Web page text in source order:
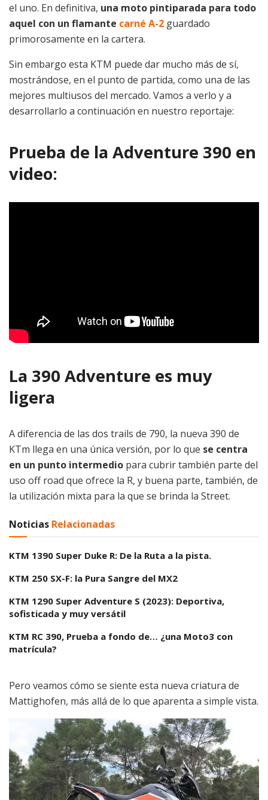
el uno. En definitiva, una moto pintiparada para todo
aquel con un flamante carné A-2 guardado
primorosamente en la cartera.
Sin embargo esta KTM puede dar mucho más de sí,
mostrándose, en el punto de partida, como una de las
mejores multiusos del mercado. Vamos a verlo y a
desarrollarlo a continuación en nuestro reportaje:
Prueba de la Adventure 390 en
video:
La 390 Adventure es muy
ligera
A diferencia de las dos trails de 790, la nueva 390 de
KTm llega en una única versión, por lo que se centra
en un punto intermedio para cubrir también parte del
uso off road que ofrece la R, y buena parte, también, de
la utilización mixta para la que se brinda la Street.
Noticias Relacionadas
KTM 1390 Super Duke R: De la Ruta a la pista.
KTM 250 SX-F: la Pura Sangre del MX2
KTM 1290 Super Adventure S (2023): Deportiva,
sofisticada y muy versátil
KTM RC 390, Prueba a fondo de… ¿una Moto3 con
matrícula?
Pero veamos cómo se siente esta nueva criatura de
Mattighofen, más allá de lo que aparenta a simple vista.